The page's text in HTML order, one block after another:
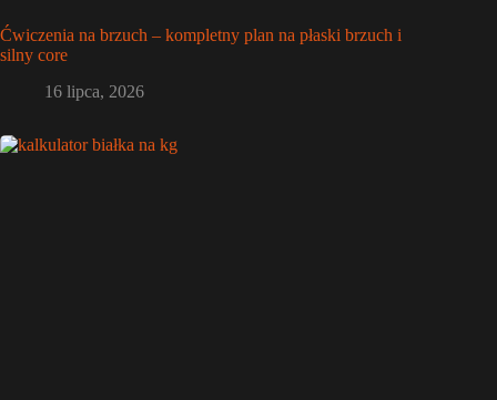
Ćwiczenia na brzuch – kompletny plan na płaski brzuch i
silny core
16 lipca, 2026